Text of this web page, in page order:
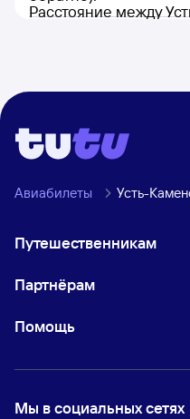
Расстояние между
Авиабилеты Усть-
Путешественникам
Партнёрам
Помощь
Мы в социальных сетях